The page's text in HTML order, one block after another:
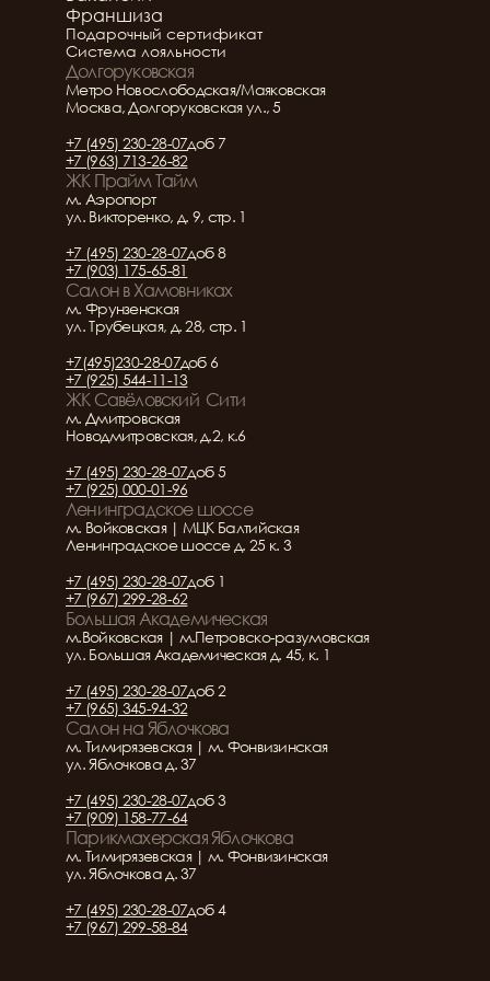
Франшиза
Подарочный сертификат
Система лояльности
Долгоруковская
Метро Новослободская/Маяковская
Москва, Долгоруковская ул., 5
+7 (495) 230-28-07доб 7
+7 (963) 713-26-82
ЖК Прайм Тайм
м. Аэропорт
ул. Викторенко, д. 9, стр. 1
+7 (495) 230-28-07доб 8
+7 (903) 175-65-81
Салон в Хамовниках
м. Фрунзенская
ул. Трубецкая, д. 28, стр. 1
+7(495)230-28-07доб 6
+7 (925) 544-11-13
ЖК Савёловский  Сити
м. Дмитровская
Новодмитровская, д.2, к.6
+7 (495) 230-28-07доб 5
+7 (925) 000-01-96
Ленинградское шоссе
м. Войковская | МЦК Балтийская
Ленинградское шоссе д. 25 к. 3
+7 (495) 230-28-07доб 1
+7 (967) 299-28-62
Большая Академическая
м.Войковская | м.Петровско-разумовская
ул. Большая Академическая д. 45, к. 1
+7 (495) 230-28-07доб 2
+7 (965) 345-94-32
Салон на Яблочкова
м. Тимирязевская | м. Фонвизинская
ул. Яблочкова д. 37
+7 (495) 230-28-07доб 3
+7 (909) 158-77-64
Парикмахерская Яблочкова
м. Тимирязевская | м. Фонвизинская
ул. Яблочкова д. 37
+7 (495) 230-28-07доб 4
+7 (967) 299-58-84